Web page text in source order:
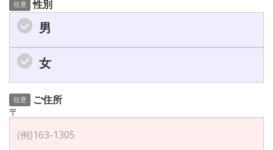
任意 性別
男
女
任意
ご住所
〒